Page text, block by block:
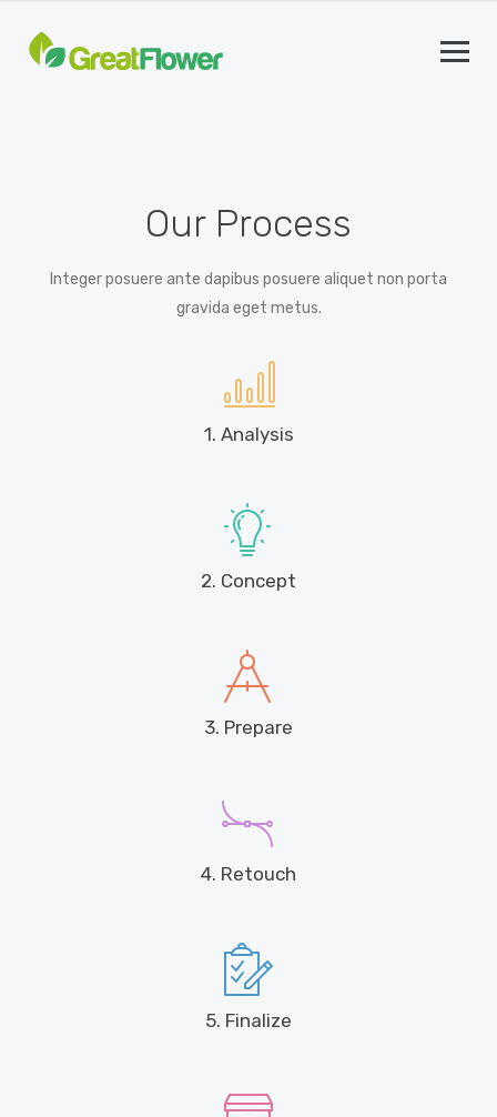
Our Process
Integer posuere ante dapibus posuere aliquet non porta
gravida eget metus.
1. Analysis
2. Concept
3. Prepare
4. Retouch
5. Finalize